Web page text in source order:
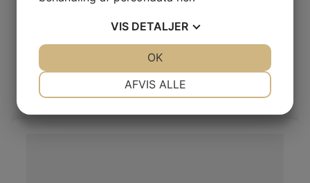
Blåræv skind babypink
Log ind / Ny kunde
VIS DETALJER
AFVIS ALLE
OK